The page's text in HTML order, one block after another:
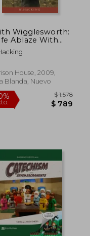
dcto.
Wigglesworth:
Ablaze With
of god (en
House, 2009,
Blanda, Nuevo